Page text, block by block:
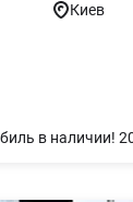
Киев